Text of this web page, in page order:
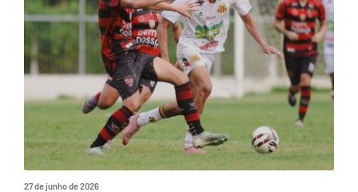
27 de junho de 2026